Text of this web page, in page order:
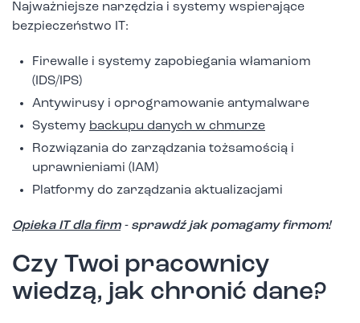
Najważniejsze narzędzia i systemy wspierające
bezpieczeństwo IT:
Firewalle i systemy zapobiegania włamaniom
(IDS/IPS)
Antywirusy i oprogramowanie antymalware
Systemy backupu danych w chmurze
Rozwiązania do zarządzania tożsamością i
uprawnieniami (IAM)
Platformy do zarządzania aktualizacjami
Opieka IT dla firm- sprawdź jak pomagamy firmom!
Czy Twoi pracownicy
wiedzą, jak chronić dane?